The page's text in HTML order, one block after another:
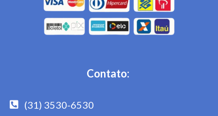
Contato:
(31) 3530-6530